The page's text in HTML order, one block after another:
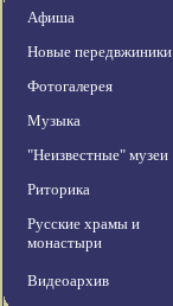
Афиша
Новые передвжиники
Фотогалерея
Музыка
"Неизвестные" музеи
Риторика
Русские храмы и
монастыри
Видеоархив